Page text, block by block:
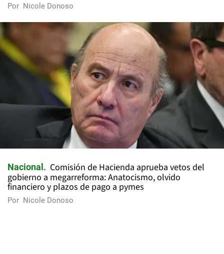
Por Nicole Donoso
Nacional
Comisión de Hacienda aprueba vetos del
gobierno a megarreforma: Anatocismo, olvido
financiero y plazos de pago a pymes
Por Nicole Donoso